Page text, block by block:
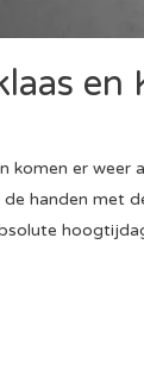
en
komen er weer
de handen met